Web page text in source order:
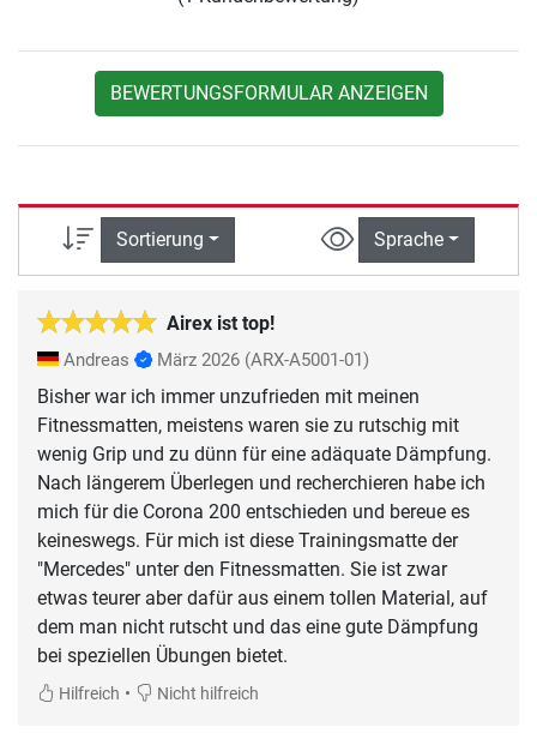
BEWERTUNGSFORMULAR ANZEIGEN
Sortierung Sprache
Airex ist top!
Andreas März 2026 (ARX-A5001-01)
Bisher war ich immer unzufrieden mit meinen
Fitnessmatten, meistens waren sie zu rutschig mit
wenig Grip und zu dünn für eine adäquate Dämpfung.
Nach längerem Überlegen und recherchieren habe ich
mich für die Corona 200 entschieden und bereue es
keineswegs. Für mich ist diese Trainingsmatte der
"Mercedes" unter den Fitnessmatten. Sie ist zwar
etwas teurer aber dafür aus einem tollen Material, auf
dem man nicht rutscht und das eine gute Dämpfung
bei speziellen Übungen bietet.
Hilfreich • Nicht hilfreich